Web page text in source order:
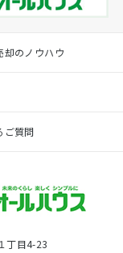
却のノウハウ
ご質問
丁目4-23